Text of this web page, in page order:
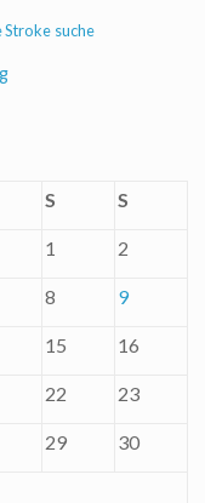
Stroke suche
S S
1 2
8 9
15 16
22 23
29 30